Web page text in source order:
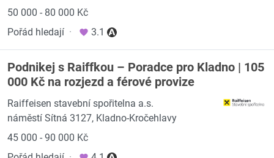
50 000 - 80 000 Kč
Pořád hledají · 3.1
Podnikej s Raiffkou – Poradce pro Kladno | 105
000 Kč na rozjezd a férové provize
Raiffeisen stavební spořitelna a.s.
náměstí Sítná 3127, Kladno-Kročehlavy
45 000 - 90 000 Kč